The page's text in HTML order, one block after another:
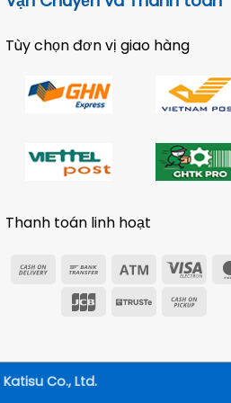
Tùy chọn đơn vị giao hàng
Thanh toán linh hoạt
Cash
Delivery
Bank
Atm
Visa
JCB
Truste
Katisu Co., Ltd.